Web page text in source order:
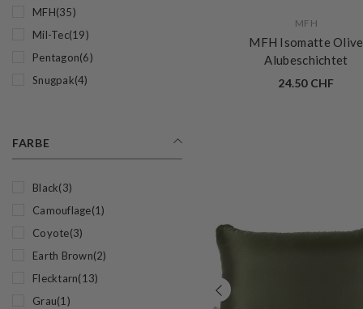
MFH(35)
Mil-Tec(19)
Pentagon(6)
Snugpak(4)
FARBE
Black(3)
Camouflage(1)
Coyote(3)
Earth Brown(2)
Flecktarn(13)
Grau(1)
MFH
MFH Isomatte Olive
Alubeschichtet
24.50 CHF